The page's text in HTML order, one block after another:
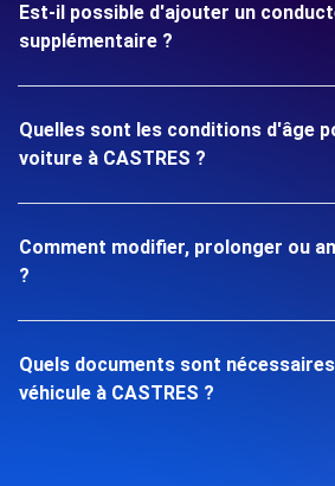
Est-il possible d'ajouter un
supplémentaire ?
Quelles sont les conditions d'âge
voiture à CASTRES ?
Comment modifier, prolonger ou
?
Quels documents sont
véhicule à CASTRES ?